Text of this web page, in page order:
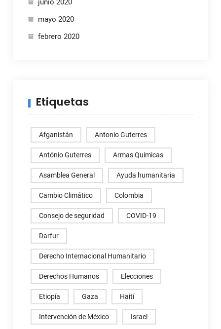
junio 2020
mayo 2020
febrero 2020
Etiquetas
Afganistán Antonio Guterres
António Guterres Armas Quimicas
Asamblea General Ayuda humanitaria
Cambio Climático Colombia
Consejo de seguridad COVID-19
Darfur
Derecho Internacional Humanitario
Derechos Humanos Elecciones
Etiopía Gaza Haití
Intervención de México Israel